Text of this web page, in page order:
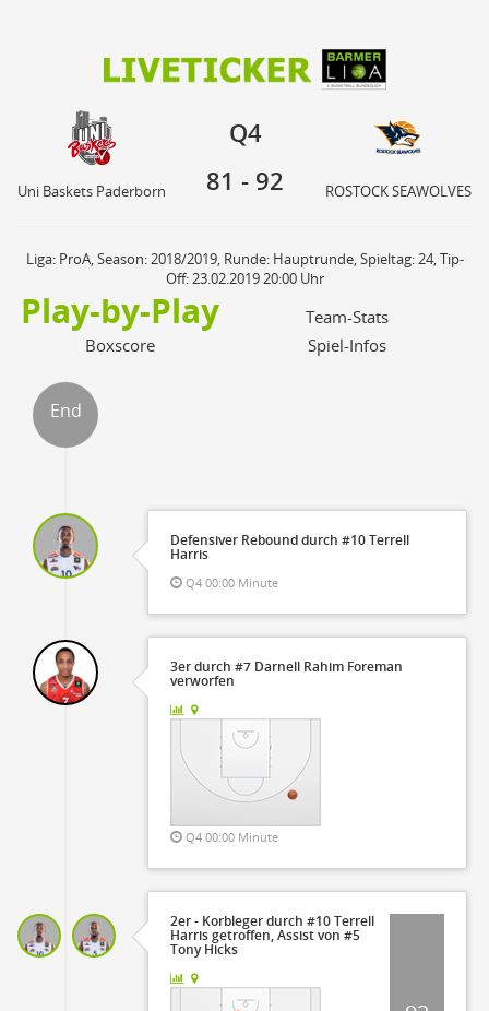
Uni Baskets Paderborn ROSTOCK SEAWOLVES
Q4
81 - 92
Uni Baskets Paderborn ROSTOCK SEAWOLVES
Liga: ProA, Season: 2018/2019, Runde: Hauptrunde, Spieltag: 24, Tip-
Off: 23.02.2019 20:00 Uhr
Play-by-Play
Team-Stats
Boxscore
Spiel-Infos
End
Defensiver Rebound durch #10 Terrell
Harris
Q4 00:00 Minute
3er durch #7 Darnell Rahim Foreman
verworfen
Q4 00:00 Minute
2er - Korbleger durch #10 Terrell
Harris getroffen, Assist von #5
Tony Hicks